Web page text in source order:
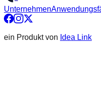
Unternehmen
ein Produkt von Idea Link